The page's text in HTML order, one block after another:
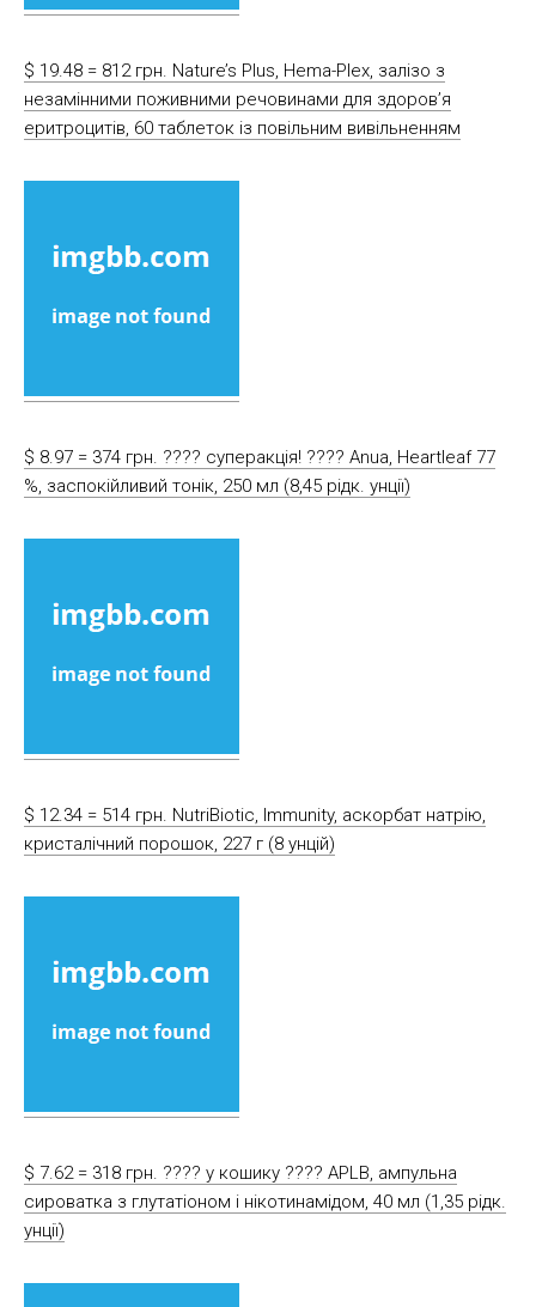
$ 19.48 = 812 грн. Nature’s Plus, Hema-Plex, залізо з
незамінними поживними речовинами для здоров’я
еритроцитів, 60 таблеток із повільним вивільненням
$ 8.97 = 374 грн. ???? cуперакція! ???? Anua, Heartleaf 77
%, заспокійливий тонік, 250 мл (8,45 рідк. унції)
$ 12.34 = 514 грн. NutriBiotic, Immunity, аскорбат натрію,
кристалічний порошок, 227 г (8 унцій)
$ 7.62 = 318 грн. ????️ у кошику ????️ APLB, ампульна
сироватка з глутатіоном і нікотинамідом, 40 мл (1,35 рідк.
унції)